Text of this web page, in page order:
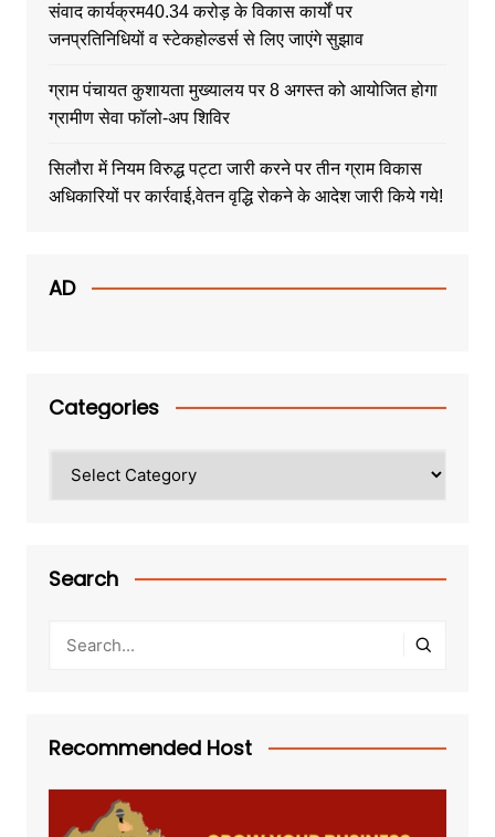
संवाद कार्यक्रम40.34 करोड़ के विकास कार्यों पर
जनप्रतिनिधियों व स्टेकहोल्डर्स से लिए जाएंगे सुझाव
ग्राम पंचायत कुशायता मुख्यालय पर 8 अगस्त को आयोजित होगा
ग्रामीण सेवा फॉलो-अप शिविर
सिलौरा में नियम विरुद्ध पट्टा जारी करने पर तीन ग्राम विकास
अधिकारियों पर कार्रवाई,वेतन वृद्धि रोकने के आदेश जारी किये गये!
AD
Categories
Search
Recommended Host